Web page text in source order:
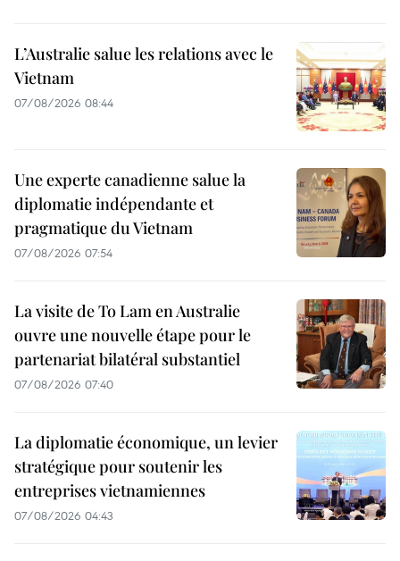
L’Australie salue les relations avec le
Vietnam
07/08/2026 08:44
Une experte canadienne salue la
diplomatie indépendante et
pragmatique du Vietnam
07/08/2026 07:54
La visite de To Lam en Australie
ouvre une nouvelle étape pour le
partenariat bilatéral substantiel
07/08/2026 07:40
La diplomatie économique, un levier
stratégique pour soutenir les
entreprises vietnamiennes
07/08/2026 04:43